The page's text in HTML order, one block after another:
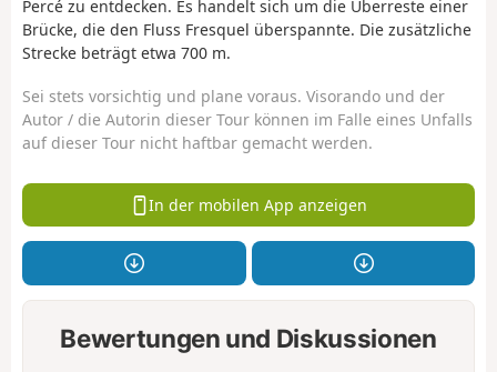
Percé zu entdecken. Es handelt sich um die Überreste einer
Brücke, die den Fluss Fresquel überspannte. Die zusätzliche
Strecke beträgt etwa 700 m.
Sei stets vorsichtig und plane voraus. Visorando und der
Autor / die Autorin dieser Tour können im Falle eines Unfalls
auf dieser Tour nicht haftbar gemacht werden.
In der mobilen App anzeigen
Bewertungen und Diskussionen